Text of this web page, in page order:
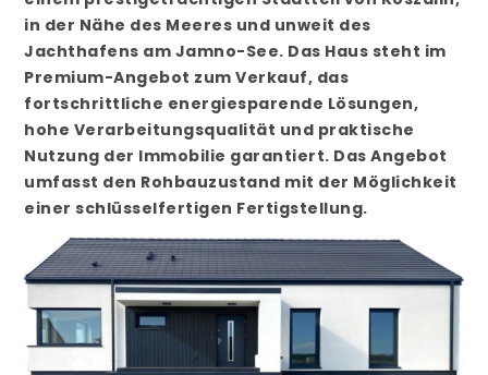
in der Nähe des Meeres und unweit des
Jachthafens am Jamno-See. Das Haus steht im
Premium-Angebot zum Verkauf, das
fortschrittliche energiesparende Lösungen,
hohe Verarbeitungsqualität und praktische
Nutzung der Immobilie garantiert. Das Angebot
umfasst den Rohbauzustand mit der Möglichkeit
einer schlüsselfertigen Fertigstellung.